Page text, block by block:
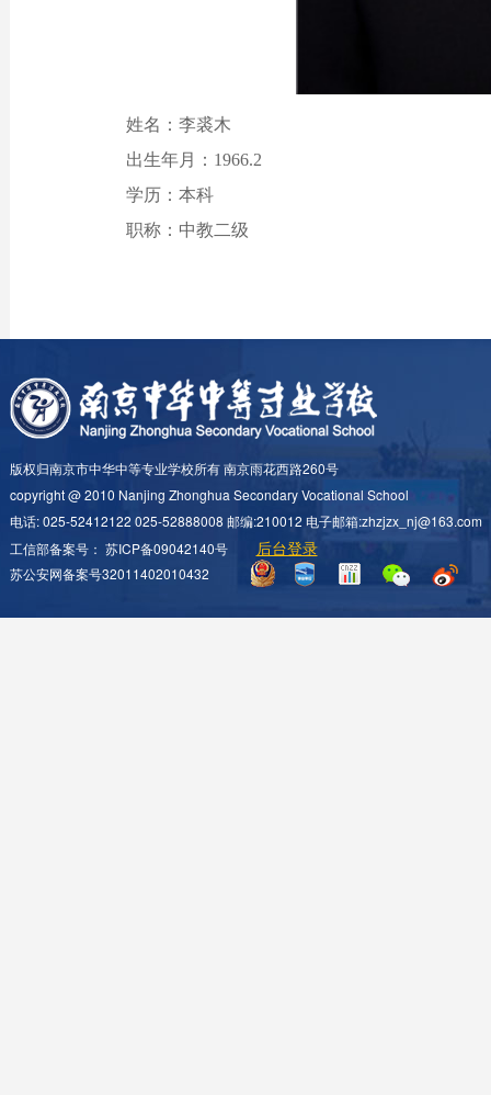
姓名：李裘木
出生年月：1966.2
学历：本科
职称：中教二级
版权归南京市中华中等专业学校所有 南京雨花西路260号
copyright @ 2010 Nanjing Zhonghua Secondary Vocational School
电话: 025-52412122 025-52888008 邮编:210012 电子邮箱:zhzjzx_nj@163.com
工信部备案号： 苏ICP备09042140号 后台登录
苏公安网备案号32011402010432